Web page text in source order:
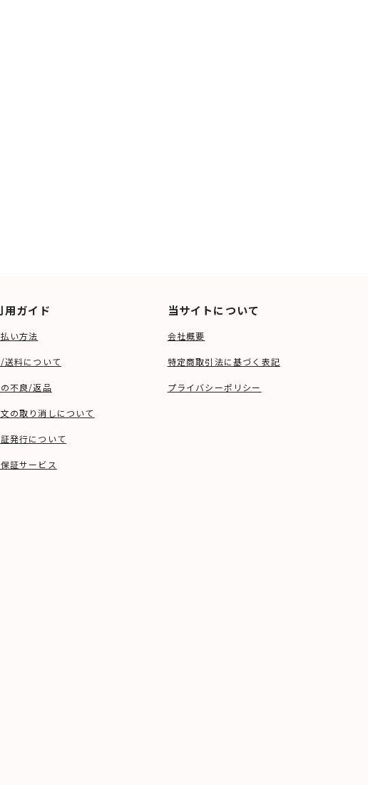
用ガイド
い方法
送料について
不良/返品
の取り消しについて
発行について
証サービス
当サイトについて
会社概要
特定商取引法に基づく表記
プライバシーポリシー